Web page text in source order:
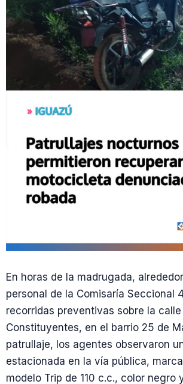
En horas de la madrugada,
personal de la Comisaría Seccional
recorridas preventivas sobre la calle
Constituyentes, en el barrio 25 de
patrullaje, los agentes observaron
estacionada en la vía pública,
modelo Trip de 110 c.c., color negro